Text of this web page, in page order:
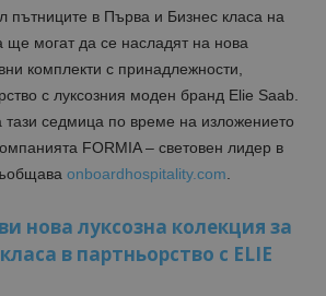
пътниците в Първа и Бизнес класа на
ще могат да се насладят на нова
комплекти с принадлежности,
с луксозния моден бранд Elie Saab.
седмица по време на изложението
FORMIA – световен лидер в
onboardhospitality.com.
нова луксозна колекция за
в партньорство с ELIE